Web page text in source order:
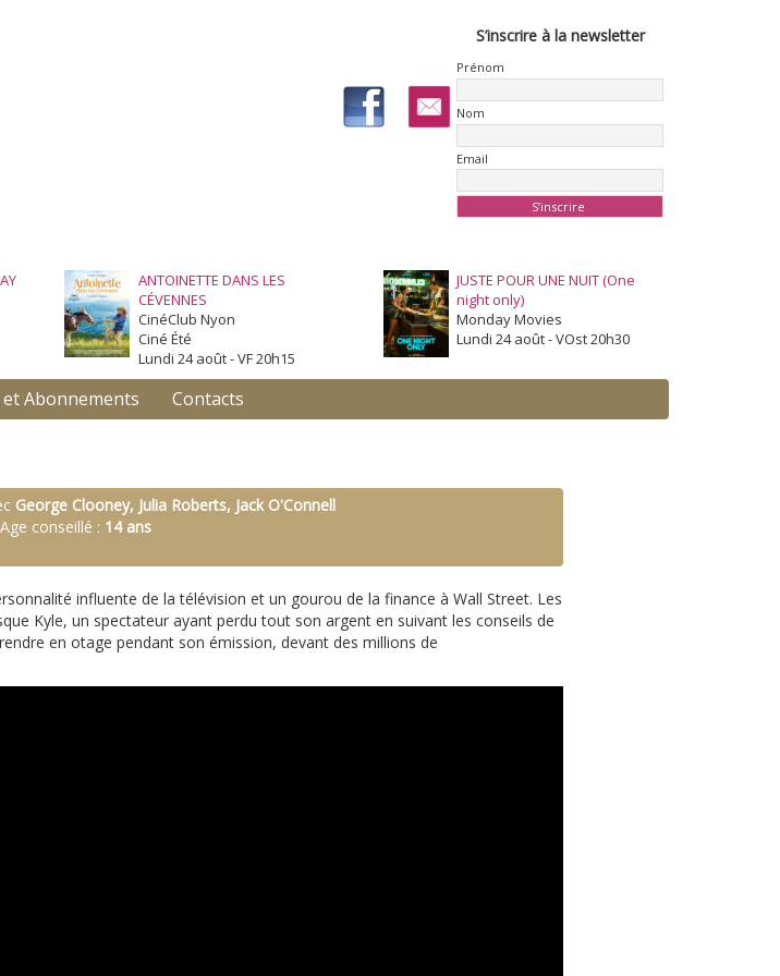
S’inscrire à la newsletter
Prénom
Nom
Email
ANTOINETTE DANS LES
CÉVENNES
CinéClub Nyon
Ciné Été
Lundi 24 août - VF 20h15
JUSTE POUR UNE NUIT (One
night only)
Monday Movies
Lundi 24 août - VOst 20h30
Abonnements Contacts
George Clooney, Julia Roberts, Jack O'Connell
Age conseillé : 14 ans
influente de la télévision et un gourou de la finance à Wall Street. Les
Kyle, un spectateur ayant perdu tout son argent en suivant les conseils de
en otage pendant son émission, devant des millions de